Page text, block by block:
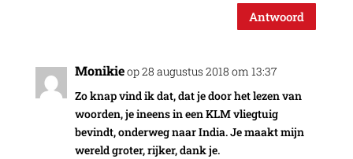
Antwoord
Monikieop 28 augustus 2018 om 13:37
Zo knap vind ik dat, dat je door het lezen van
woorden, je ineens in een KLM vliegtuig
bevindt, onderweg naar India. Je maakt mijn
wereld groter, rijker, dank je.